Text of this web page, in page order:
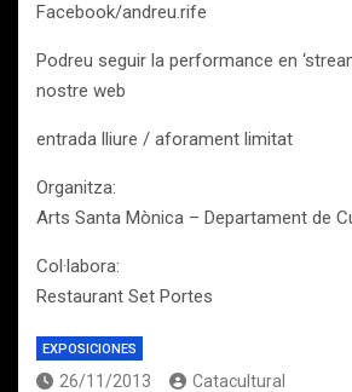
Facebook/andreu.rife
Podreu seguir la performance en
nostre web
entrada lliure / aforament limitat
Organitza:
Arts Santa Mònica – Departament de
Col·labora:
Restaurant Set Portes
EXPOSICIONES
26/11/2013 Catacultural